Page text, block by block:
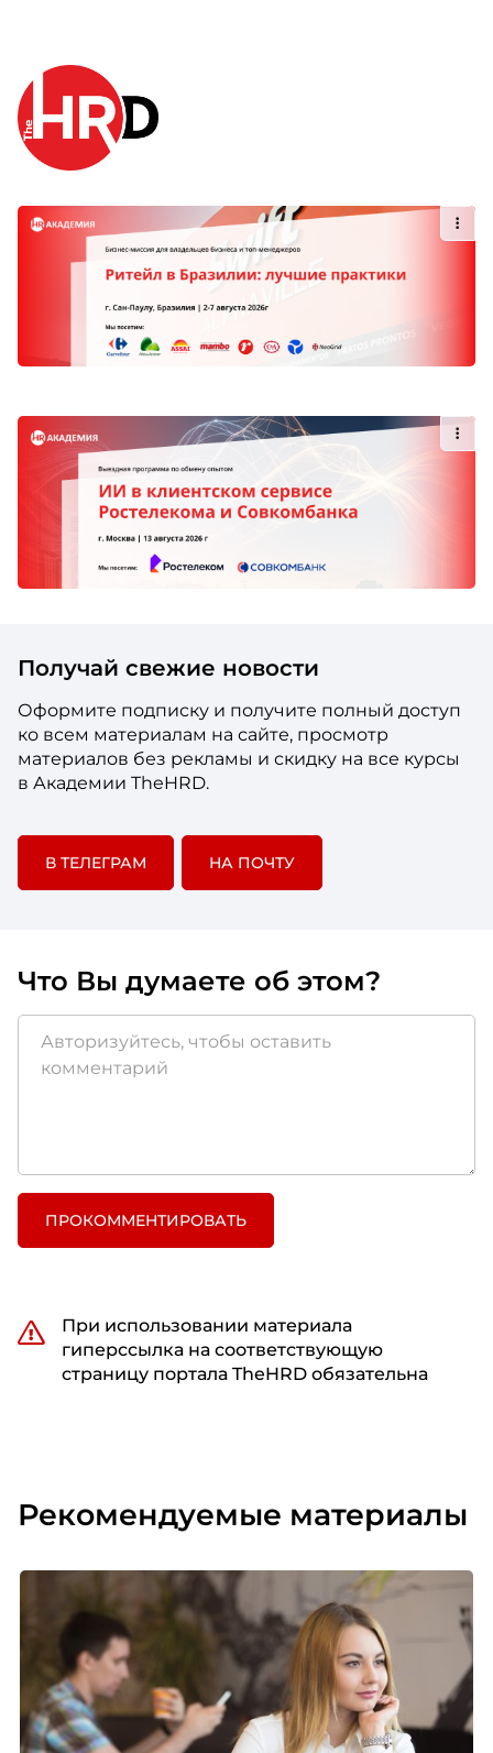
Получай свежие новости
Оформите подписку и получите полный доступ
ко всем материалам на сайте, просмотр
материалов без рекламы и скидку на все курсы
в Академии TheHRD.
В ТЕЛЕГРАМ НА ПОЧТУ
Что Вы думаете об этом?
ПРОКОММЕНТИРОВАТЬ
При использовании материала
гиперссылка на соответствующую
страницу портала TheHRD обязательна
Рекомендуемые материалы